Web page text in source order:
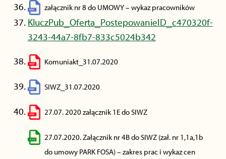
załącznik nr 8 do UMOWY – wykaz pracowników
KluczPub_Oferta_PostepowanieID_c470320f-
3243-44a7-8fb7-833c5024b342
Komuniakt_31.07.2020
SIWZ_31.07.2020
27.07. 2020 załącznik 1E do SIWZ
27.07.2020. Załącznik nr 4B do SIWZ (zał. nr 1,1a,1b
do umowy PARK FOSA) – zakres prac i wykaz cen